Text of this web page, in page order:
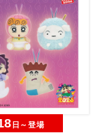
日～登場